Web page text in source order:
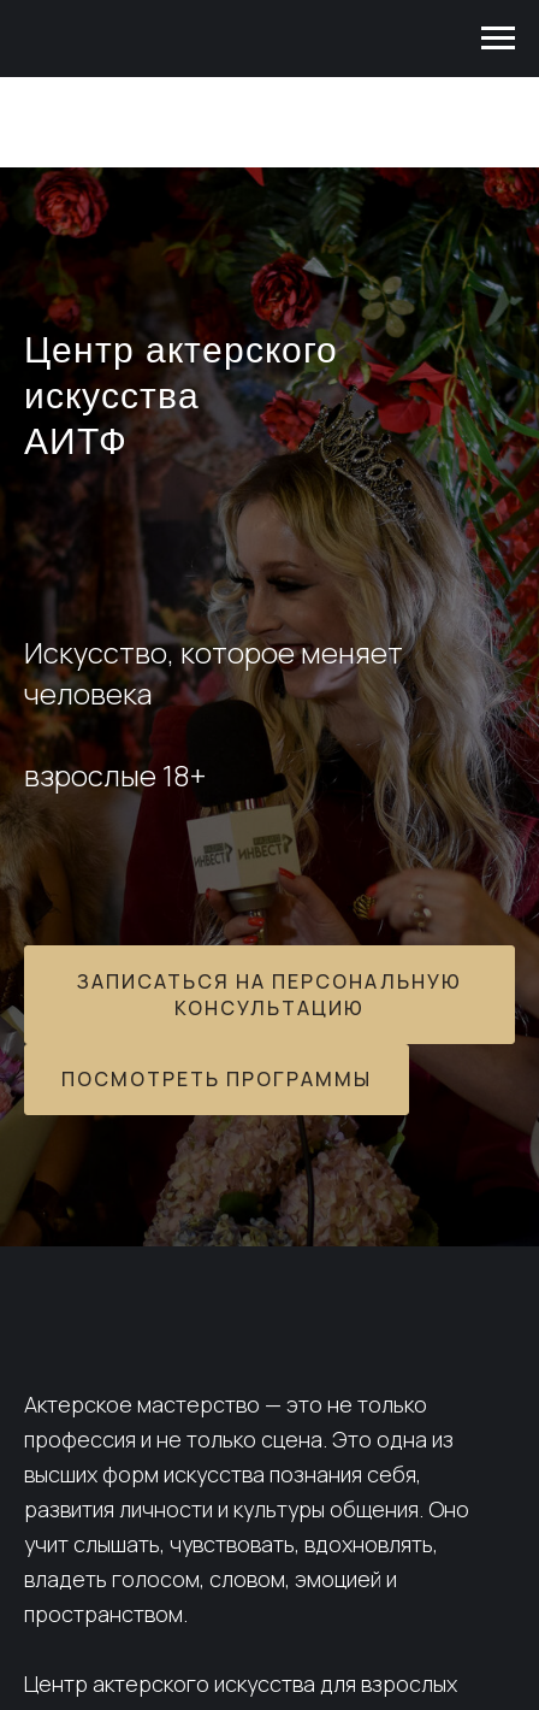
Центр актерского
искусства
АИТФ
Искусство, которое меняет
человека
взрослые 18+
ЗАПИСАТЬСЯ НА ПЕРСОНАЛЬНУЮ
КОНСУЛЬТАЦИЮ
ПОСМОТРЕТЬ ПРОГРАММЫ
Актерское мастерство — это не только
профессия и не только сцена. Это одна из
высших форм искусства познания себя,
развития личности и культуры общения. Оно
учит слышать, чувствовать, вдохновлять,
владеть голосом, словом, эмоцией и
пространством.
Центр актерского искусства для взрослых